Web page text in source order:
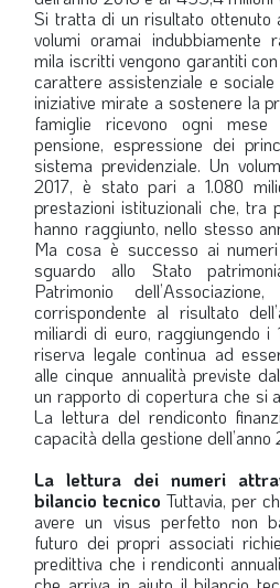
Si tratta di un risultato ottenuto
volumi oramai indubbiamente
mila iscritti vengono garantiti
carattere assistenziale e
iniziative mirate a sostenere la
famiglie ricevono ogni
pensione, espressione dei
sistema previdenziale. Un
2017, è stato pari a 1.080
prestazioni istituzionali che, tra
hanno raggiunto, nello stesso
Ma cosa è successo ai
sguardo allo Stato
Patrimonio
corrispondente al risultato
miliardi di euro, raggiungendo i
riserva legale continua ad
alle cinque annualità previste
un rapporto di copertura che si
La lettura del rendiconto
capacità della gestione dell’anno
La lettura dei numeri
bilancio tecnico Tuttavia, per
avere un visus perfetto non
futuro dei propri associati
predittiva che i rendiconti